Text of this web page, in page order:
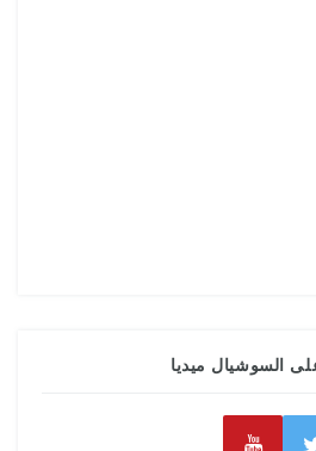
على السوشيال ميديا